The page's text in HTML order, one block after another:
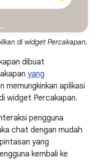
di widget Percakapan.
dibuat
yang
memungkinkan aplikasi
widget Percakapan.
pengguna
chat dengan mudah
yang
kembali ke